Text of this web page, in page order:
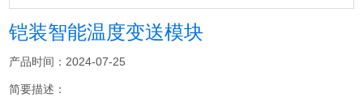
铠装智能温度变送模块
产品时间：2024-07-25
简要描述：